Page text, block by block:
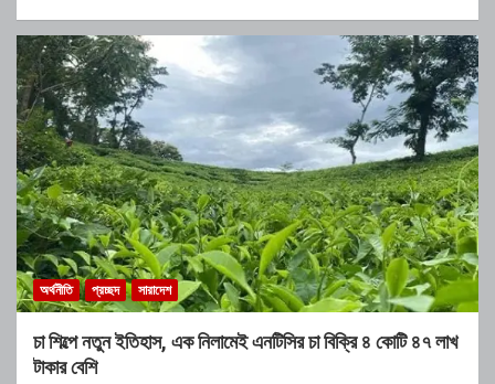
অর্থনীতি প্রচ্ছদ সারাদেশ
চা শিল্পে নতুন ইতিহাস, এক নিলামেই এনটিসির চা বিক্রি ৪ কোটি ৪৭ লাখ
টাকার বেশি